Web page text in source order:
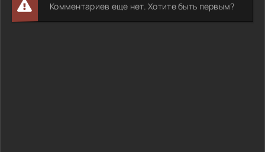
Комментариев еще нет. Хотите быть первым?